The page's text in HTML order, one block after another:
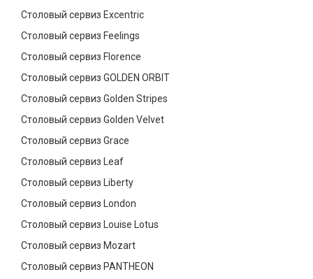
Столовый сервиз Excentric
Столовый сервиз Feelings
Столовый сервиз Florence
Столовый сервиз GOLDEN ORBIT
Столовый сервиз Golden Stripes
Столовый сервиз Golden Velvet
Столовый сервиз Grace
Столовый сервиз Leaf
Столовый сервиз Liberty
Столовый сервиз London
Столовый сервиз Louise Lotus
Столовый сервиз Mozart
Столовый сервиз PANTHEON